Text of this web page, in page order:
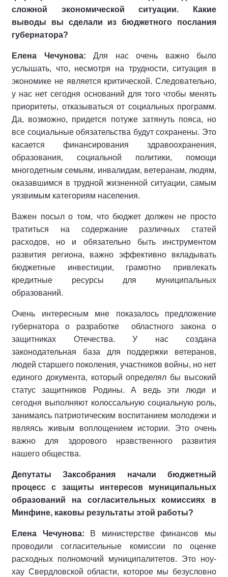
сложной экономической ситуации. Какие
выводы вы сделали из бюджетного послания
губернатора?
Елена Чечунова: Для нас очень важно было
услышать, что, несмотря на трудности, ситуация в
экономике не является критической. Следовательно,
у нас нет сегодня оснований для того чтобы менять
приоритеты, отказываться от социальных программ.
Да, возможно, придется потуже затянуть пояса, но
все социальные обязательства будут сохранены. Это
касается финансирования здравоохранения,
образования, социальной политики, помощи
многодетным семьям, инвалидам, ветеранам, людям,
оказавшимся в трудной жизненной ситуации, самым
уязвимым категориям населения.
Важен посыл о том, что бюджет должен не просто
тратиться на содержание различных статей
расходов, но и обязательно быть инструментом
развития региона, важно эффективно вкладывать
бюджетные инвестиции, грамотно привлекать
кредитные ресурсы для муниципальных
образований.
Очень интересным мне показалось предложение
губернатора о разработке областного закона о
защитниках Отечества. У нас создана
законодательная база для поддержки ветеранов,
людей старшего поколения, участников войны, но нет
единого документа, который определял бы высокий
статус защитников Родины. А ведь эти люди и
сегодня выполняют колоссальную социальную роль,
занимаясь патриотическим воспитанием молодежи и
являясь живым воплощением истории. Это очень
важно для здорового нравственного развития
нашего общества.
Депутаты Заксобрания начали бюджетный
процесс с защиты интересов муниципальных
образований на согласительных комиссиях в
Минфине, каковы результаты этой работы?
Елена Чечунова:
В министерстве финансов мы
проводили согласительные комиссии по оценке
расходных полномочий муниципалитетов. Это ноу-
хау Свердловской области, которое мы безусловно